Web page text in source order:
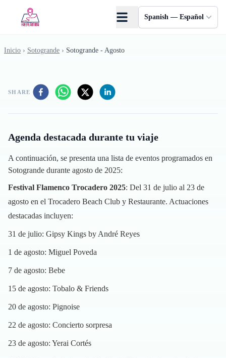
Spanish — Español
Inicio › Sotogrande › Sotogrande - Agosto
SHARE
Agenda destacada durante tu viaje
A continuación, se presenta una lista de eventos programados en
Sotogrande durante agosto de 2025:
Festival Flamenco Trocadero 2025: Del 31 de julio al 23 de
agosto en el Trocadero Beach Club y Restaurante. Actuaciones
destacadas incluyen:
31 de julio: Gipsy Kings by André Reyes
1 de agosto: Miguel Poveda
7 de agosto: Bebe
15 de agosto: Tobalo & Friends
20 de agosto: Pignoise
22 de agosto: Concierto sorpresa
23 de agosto: Yerai Cortés